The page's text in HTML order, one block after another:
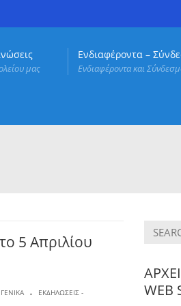
μας
Ενδιαφέροντα –
Ενδιαφέροντα και
5 Απριλίου
ΓΕΝΙΚΆ .
ΕΚΔΗΛΏΣΕΙΣ -
WEB